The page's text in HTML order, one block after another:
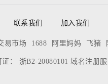
联系我们 加入我们
易市场 1688 阿里妈妈 飞猪
： 浙B2-20080101 域名注册